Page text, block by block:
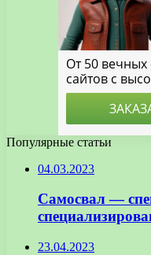
Популярные статьи
04.03.2023
Самосвал —
23.04.2023